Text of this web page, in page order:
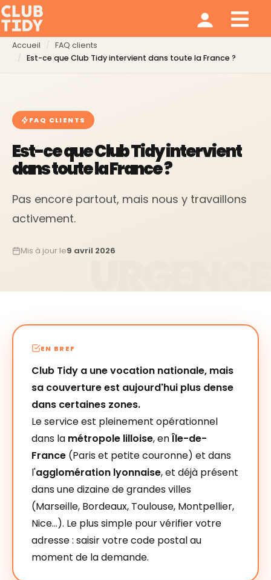
Accueil
FAQ clients
Est-ce que Club Tidy intervient dans toute la France ?
FAQ CLIENTS
Est-ce que Club Tidy intervient
dans toute la France ?
Pas encore partout, mais nous y travaillons
activement.
Mis à jour le9 avril 2026
EN BREF
Club Tidy a une vocation nationale, mais
sa couverture est aujourd'hui plus dense
dans certaines zones.
Le service est pleinement opérationnel
dans la métropole lilloise, enÎle-de-
France (Paris et petite couronne) et dans
l'agglomération lyonnaise, et déjà présent
dans une dizaine de grandes villes
(Marseille, Bordeaux, Toulouse, Montpellier,
Nice…). Le plus simple pour vérifier votre
adresse : saisir votre code postal au
moment de la demande.